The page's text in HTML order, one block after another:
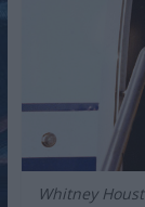
Whitney